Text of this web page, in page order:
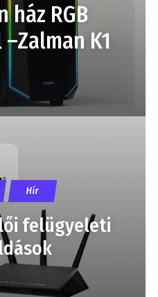
ház RGB
K1
Hír
felügyeleti